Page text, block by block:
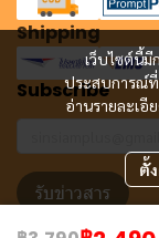
เว็บไซต์นี้มี
ประสบการณ์ที่
อ่านรายละเอี
ตั้
Shipping
Subscribe
รับข่าวสาร